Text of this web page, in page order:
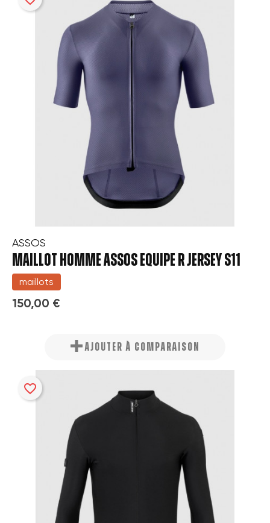
ASSOS
MAILLOT HOMME ASSOS EQUIPE R JERSEY S11
maillots
150,00 €
AJOUTER À COMPARAISON
favorite_border